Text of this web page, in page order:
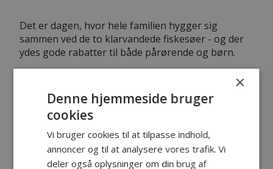
Det er dagen, hvor hele familien hygger sig
sammen ved de to klarvandede fiskesøer - og der
ydes gode rabatter til både pårørende og børn.
Èt barn under 15 år fisker gratis i følge med en
voksen. Der pårørende får også rabat på sit kort.
For "alenebørn" og juniorer op til 18 år er prisen
kun 100 kr. - Deltagerne skal selv medbringe
×
Denne hjemmeside bruger
cookies
Vi bruger cookies til at tilpasse indhold,
annoncer og til at analysere vores trafik. Vi
deler også oplysninger om din brug af